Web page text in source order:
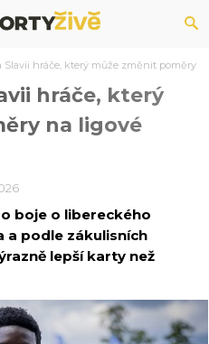
Slavii hráče, který může změnit poměry
hráče, který
na ligové
boje o libereckého
a podle zákulisních
lepší karty než